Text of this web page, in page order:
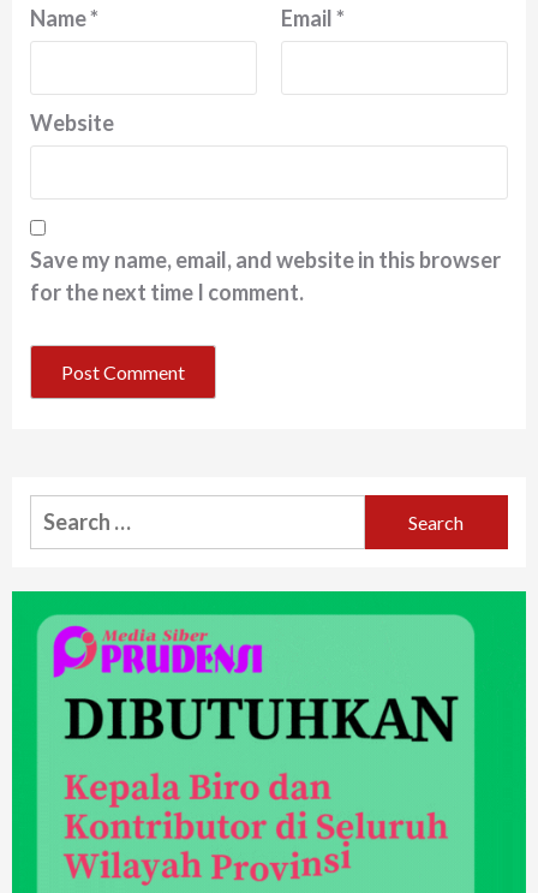
Name* Email*
Website
Save my name, email, and website in this browser
for the next time I comment.